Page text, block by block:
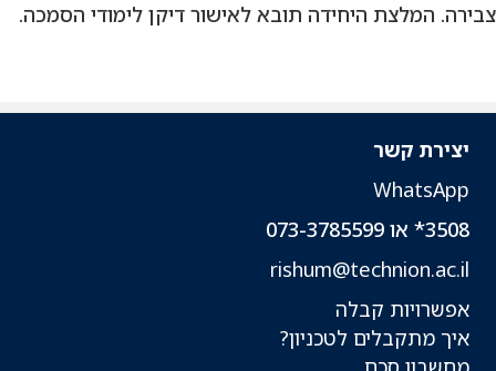
צבירה. המלצת היחידה תובא לאישור דיקן לימודי הסמכה.
יצירת קשר
WhatsApp
3508* או 073-3785599
rishum@technion.ac.il
אפשרויות קבלה
איך מתקבלים לטכניון?